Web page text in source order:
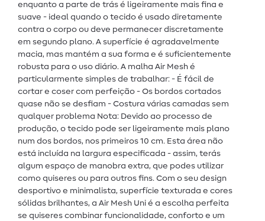
enquanto a parte de trás é ligeiramente mais fina e
suave - ideal quando o tecido é usado diretamente
contra o corpo ou deve permanecer discretamente
em segundo plano. A superfície é agradavelmente
macia, mas mantém a sua forma e é suficientemente
robusta para o uso diário. A malha Air Mesh é
particularmente simples de trabalhar: - É fácil de
cortar e coser com perfeição - Os bordos cortados
quase não se desfiam - Costura várias camadas sem
qualquer problema Nota: Devido ao processo de
produção, o tecido pode ser ligeiramente mais plano
num dos bordos, nos primeiros 10 cm. Esta área não
está incluída na largura especificada - assim, terás
algum espaço de manobra extra, que podes utilizar
como quiseres ou para outros fins. Com o seu design
desportivo e minimalista, superfície texturada e cores
sólidas brilhantes, a Air Mesh Uni é a escolha perfeita
se quiseres combinar funcionalidade, conforto e um